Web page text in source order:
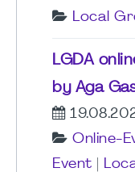
Local
LGDA
by Aga
Online-
Event